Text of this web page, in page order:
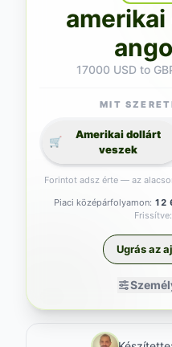
17000 USD to
Piaci középárfolyamon: 12
MIT
🛒
Amerikai dollárt
veszek
Forintot adsz érte — az
Ugrás az